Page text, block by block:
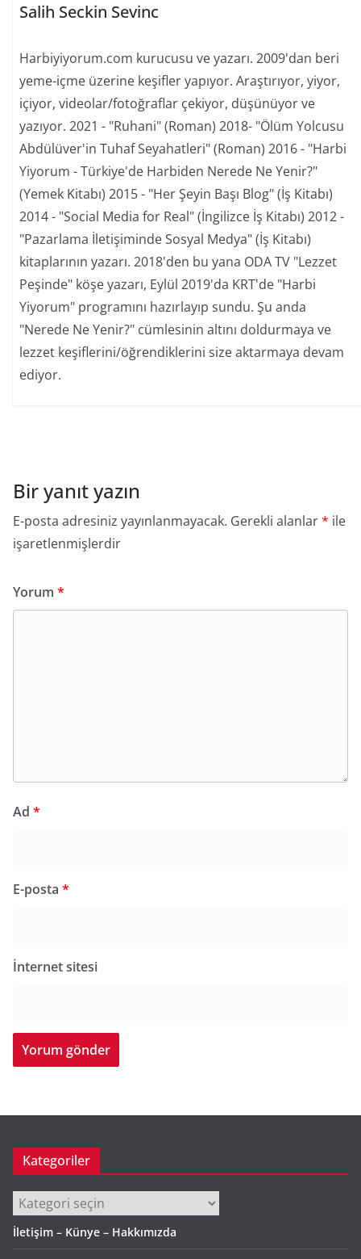
Salih Seckin Sevinc
Harbiyiyorum.com kurucusu ve yazarı. 2009'dan beri
yeme-içme üzerine keşifler yapıyor. Araştırıyor, yiyor,
içiyor, videolar/fotoğraflar çekiyor, düşünüyor ve
yazıyor. 2021 - "Ruhani" (Roman) 2018- "Ölüm Yolcusu
Abdülüver'in Tuhaf Seyahatleri" (Roman) 2016 - "Harbi
Yiyorum - Türkiye'de Harbiden Nerede Ne Yenir?"
(Yemek Kitabı) 2015 - "Her Şeyin Başı Blog" (İş Kitabı)
2014 - "Social Media for Real" (İngilizce İş Kitabı) 2012 -
"Pazarlama İletişiminde Sosyal Medya" (İş Kitabı)
kitaplarının yazarı. 2018'den bu yana ODA TV "Lezzet
Peşinde" köşe yazarı, Eylül 2019'da KRT'de "Harbi
Yiyorum" programını hazırlayıp sundu. Şu anda
"Nerede Ne Yenir?" cümlesinin altını doldurmaya ve
lezzet keşiflerini/öğrendiklerini size aktarmaya devam
ediyor.
Bir yanıt yazın
E-posta adresiniz yayınlanmayacak. Gerekli alanlar* ile
işaretlenmişlerdir
Yorum *
Ad *
E-posta *
İnternet sitesi
Kategoriler
Kategoriler
İletişim – Künye – Hakkımızda